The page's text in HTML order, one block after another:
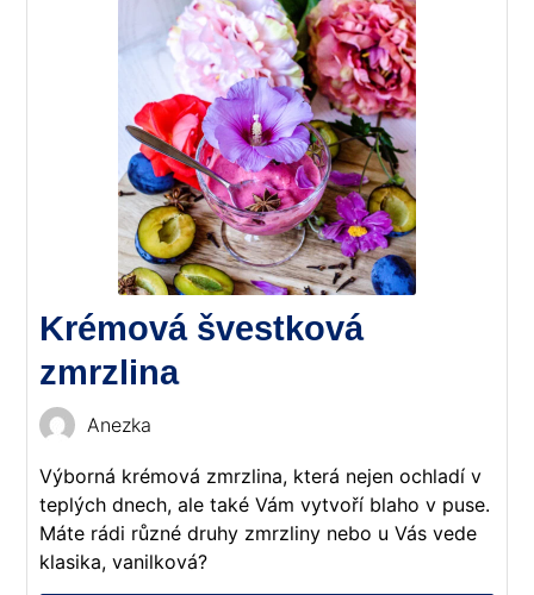
Krémová švestková
zmrzlina
Anezka
Výborná krémová zmrzlina, která nejen ochladí v
teplých dnech, ale také Vám vytvoří blaho v puse.
Máte rádi různé druhy zmrzliny nebo u Vás vede
klasika, vanilková?